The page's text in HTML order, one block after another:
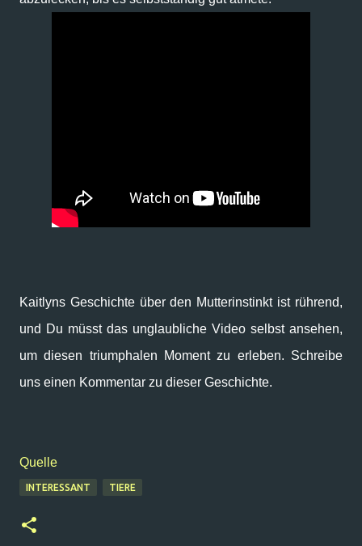
Kaitlyns Geschichte über den Mutterinstinkt ist rührend,
und Du müsst das unglaubliche Video selbst ansehen,
um diesen triumphalen Moment zu erleben. Schreibe
uns einen Kommentar zu dieser Geschichte.
Quelle
INTERESSANT TIERE